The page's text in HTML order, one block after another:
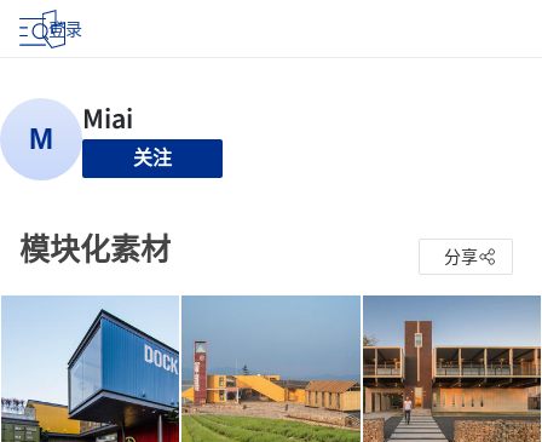
登录
关注
模块化素材 分享